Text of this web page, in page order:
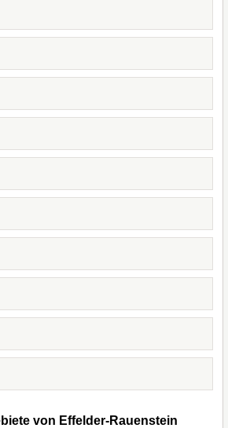
von Effelder-Rauenstein